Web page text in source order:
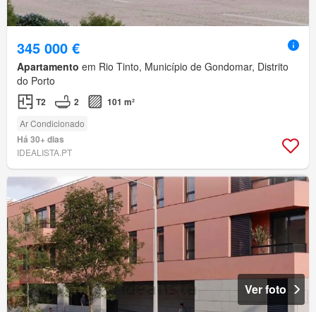
345 000 €
Apartamento em Rio Tinto, Município de Gondomar, Distrito
do Porto
T2 2 101 m²
Ar Condicionado
Há 30+ dias
IDEALISTA.PT
Ver foto